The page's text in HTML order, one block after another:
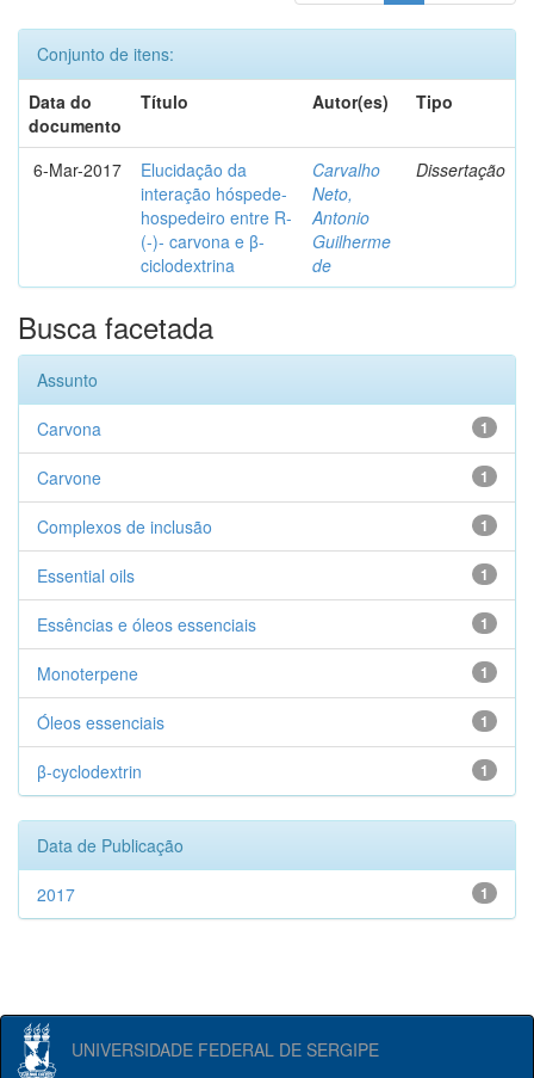
Conjunto de itens:
Data do
documento
Título Autor(es) Tipo
6-Mar-2017
Elucidação da
interação hóspede-
hospedeiro entre R-
(-)- carvona e β-
ciclodextrina
Carvalho
Neto,
Antonio
Guilherme
de
Dissertação
Busca facetada
Assunto
1
Carvona
1
Carvone
1
Complexos de inclusão
1
Essential oils
1
Essências e óleos essenciais
1
Monoterpene
1
Óleos essenciais
1
β-cyclodextrin
Data de Publicação
1
2017
UNIVERSIDADE FEDERAL DE SERGIPE